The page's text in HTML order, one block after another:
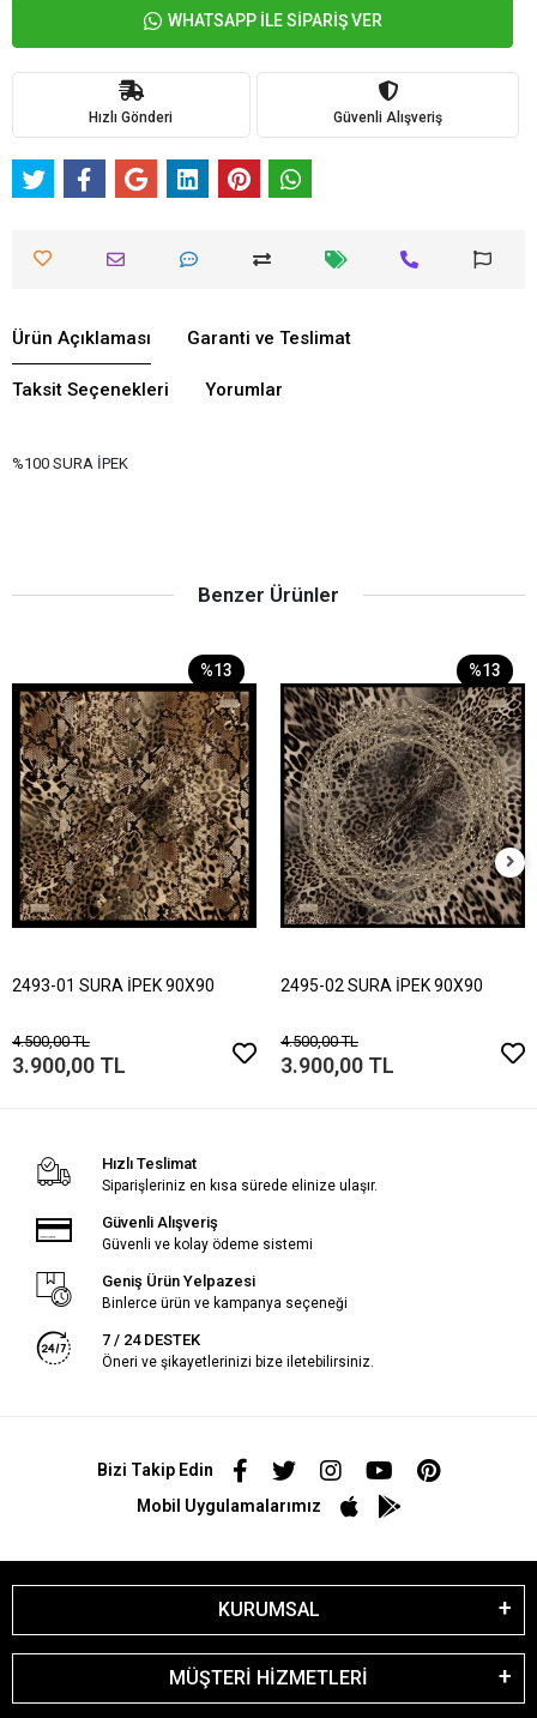
WHATSAPP İLE SİPARİŞ VER
Hızlı Gönderi Güvenli Alışveriş
Ürün Açıklaması Garanti ve Teslimat
Taksit Seçenekleri Yorumlar
%100 SURA İPEK
Benzer Ürünler
%13
2493-01 SURA İPEK 90X90
4.500,00 TL
3.900,00 TL
%13
2495-02 SURA İPEK 90X90
4.500,00 TL
3.900,00 TL
Hızlı Teslimat
Siparişleriniz en kısa sürede elinize ulaşır.
Güvenli Alışveriş
Güvenli ve kolay ödeme sistemi
Geniş Ürün Yelpazesi
Binlerce ürün ve kampanya seçeneği
7 / 24 DESTEK
Öneri ve şikayetlerinizi bize iletebilirsiniz.
Bizi Takip Edin
Mobil Uygulamalarımız
KURUMSAL
MÜŞTERİ HİZMETLERİ